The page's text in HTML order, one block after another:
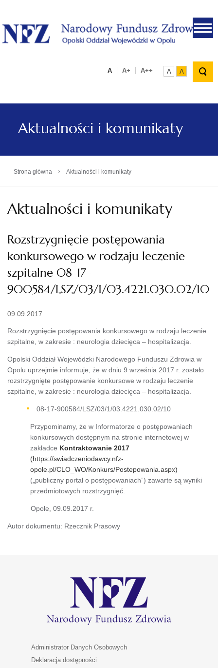
.
A A+ A++ A A
Aktualności i komunikaty
Strona główna › Aktualności i komunikaty
Aktualności i komunikaty
Rozstrzygnięcie postępowania
konkursowego w rodzaju leczenie
szpitalne 08-17-
900584/LSZ/03/1/03.4221.030.02/10
09.09.2017
Rozstrzygnięcie postępowania konkursowego w rodzaju leczenie
szpitalne, w zakresie : neurologia dziecięca – hospitalizacja.
Opolski Oddział Wojewódzki Narodowego Funduszu Zdrowia w
Opolu uprzejmie informuje, że w dniu 9 września 2017 r. zostało
rozstrzygnięte postępowanie konkursowe w rodzaju leczenie
szpitalne, w zakresie : neurologia dziecięca – hospitalizacja.
08-17-900584/LSZ/03/1/03.4221.030.02/10
Przypominamy, że w Informatorze o postępowaniach
konkursowych dostępnym na stronie internetowej w
zakładce Kontraktowanie 2017
(https://swiadczeniodawcy.nfz-
opole.pl/CLO_WO/Konkurs/Postepowania.aspx)
(„publiczny portal o postępowaniach”) zawarte są wyniki
przedmiotowych rozstrzygnięć.
Opole, 09.09.2017 r.
Autor dokumentu: Rzecznik Prasowy
Administrator Danych Osobowych
Deklaracja dostępności